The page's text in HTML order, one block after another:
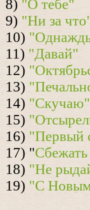
8) "О тебе"
9) "Ни за
10)
11) "Давай"
12)
13)
14) "Скучаю"
15)
16) "Первый
17) "
18) "Не
19) "С